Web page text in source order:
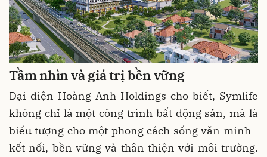
Tầm nhìn và giá trị bền vững
Đại diện Hoàng Anh Holdings cho biết, Symlife
không chỉ là một công trình bất động sản, mà là
biểu tượng cho một phong cách sống văn minh -
kết nối, bền vững và thân thiện với môi trường.